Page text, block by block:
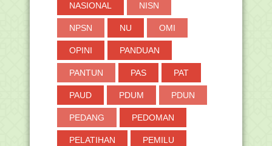
NASIONAL NISN
NPSN NU OMI
OPINI PANDUAN
PANTUN PAS PAT
PAUD PDUM PDUN
PEDANG PEDOMAN
PELATIHAN PEMILU